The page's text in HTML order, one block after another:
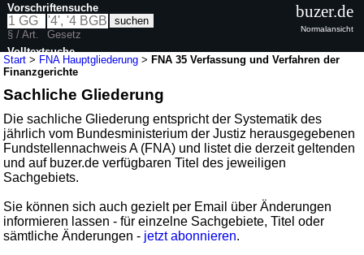
Start > FNA Hauptgliederung >FNA 35 Verfassung und Verfahren der
Finanzgerichte
Sachliche Gliederung
Die sachliche Gliederung entspricht der Systematik des
jährlich vom Bundesministerium der Justiz herausgegebenen
Fundstellennachweis A (FNA) und listet die derzeit geltenden
und auf buzer.de verfügbaren Titel des jeweiligen
Sachgebiets.
Sie können sich auch gezielt per Email über Änderungen
informieren lassen - für einzelne Sachgebiete, Titel oder
sämtliche Änderungen - jetzt abonnieren.
Vorschriftensuche
§ / Art.
Gesetz
Volltextsuche
buzer.de
Normalansicht